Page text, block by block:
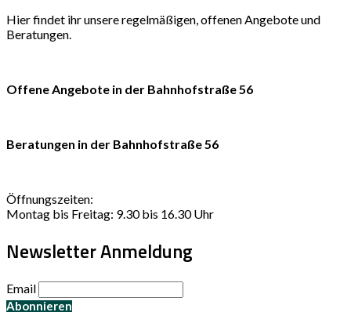
Hier findet ihr unsere regelmäßigen, offenen Angebote und
Beratungen.
Offene Angebote in der Bahnhofstraße 56
Beratungen in der Bahnhofstraße 56
Öffnungszeiten:
Montag bis Freitag: 9.30 bis 16.30 Uhr
Newsletter Anmeldung
Email